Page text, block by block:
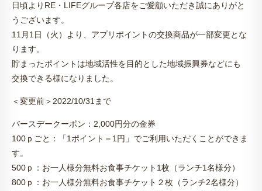
日頃よりRE・LIFEグループ各店をご愛顧いただき誠にありがと
うございます。
11月1日（火）より、アプリポイントの交換商品が一部変更とな
ります。
貯まったポイントは地域活性を目的とした地域振興券などにも
交換できる様になりました。
＜変更前＞2022/10/31まで
バースデークーポン：2,000円分の金券
100ｐごと：「1ポイント＝1円」でご利用いただくことができま
す。
500ｐ：お一人様分無料お食事チケット1枚（ランチ1名様分）
800ｐ：お一人様分無料お食事チケット２枚（ランチ2名様分）